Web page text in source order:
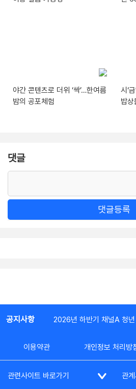
야간 콘텐츠로 더위 ‘싹’…한여름
밤의 공포체험
시‘
밥상
댓글
댓글등록
공지사항 2026년 하반기 채널A 청
이용약관 개인정보 처리방
관련사이트 바로가기 관